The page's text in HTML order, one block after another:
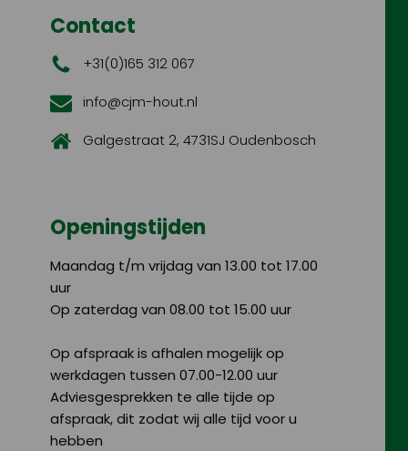
Contact
+31(0)165 312 067
info@cjm-hout.nl
Galgestraat 2, 4731SJ Oudenbosch
Openingstijden
Maandag t/m vrijdag van 13.00 tot 17.00
uur
Op zaterdag van 08.00 tot 15.00 uur
Op afspraak is afhalen mogelijk op
werkdagen tussen 07.00-12.00 uur
Adviesgesprekken te alle tijde op
afspraak, dit zodat wij alle tijd voor u
hebben